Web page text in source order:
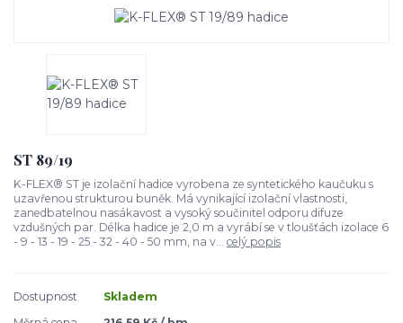
ST 89/19
K-FLEX® ST je izolační hadice vyrobena ze syntetického kaučuku s
uzavřenou strukturou buněk. Má vynikající izolační vlastnosti,
zanedbatelnou nasákavost a vysoký součinitel odporu difuze
vzdušných par. Délka hadice je 2,0 m a vyrábí se v tloušťách izolace 6
- 9 - 13 - 19 - 25 - 32 - 40 - 50 mm, na v... celý popis
Dostupnost
Skladem